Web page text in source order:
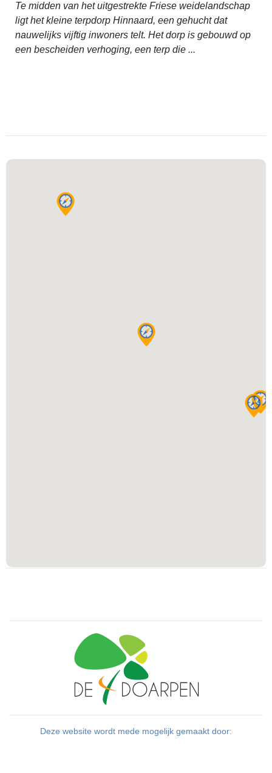
Te midden van het uitgestrekte Friese weidelandschap
ligt het kleine terpdorp Hinnaard, een gehucht dat
nauwelijks vijftig inwoners telt. Het dorp is gebouwd op
een bescheiden verhoging, een terp die ...
Deze website wordt mede mogelijk gemaakt door: